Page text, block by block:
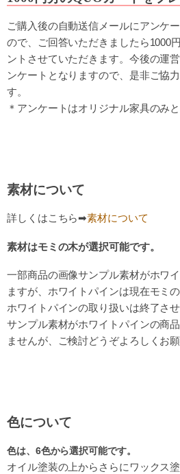
ご購入後の自動送信メールにアンケ
ので、ご回答いただきましたら1000
ントさせていただきます。今後の運
ンケートとなりますので、是非ご協
す。
＊アンケートはオリジナル家具のみと
素材について
詳しくはこちら➡素材について
素材はモミの木が選択可能です。
一部商品の画像サンプル素材がホワ
ますが、ホワイトパインは現在モミ
ホワイトパインの取り扱いは終了さ
サンプル素材がホワイトパインの商
ませんが、ご検討どうぞよろしくお
色について
色は、 6色から選択可能です。
オイル塗装の上からさらにワックス